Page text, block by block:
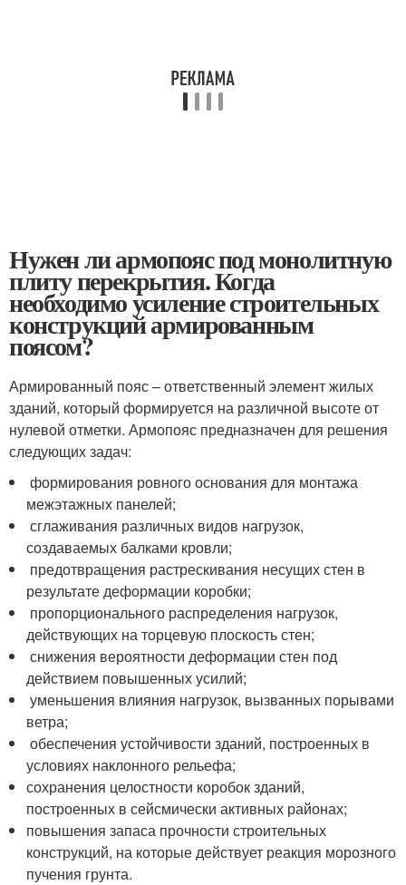
Нужен ли армопояс под монолитную
плиту перекрытия. Когда
необходимо усиление строительных
конструкций армированным
поясом?
Армированный пояс – ответственный элемент жилых
зданий, который формируется на различной высоте от
нулевой отметки. Армопояс предназначен для решения
следующих задач:
формирования ровного основания для монтажа
межэтажных панелей;
сглаживания различных видов нагрузок,
создаваемых балками кровли;
предотвращения растрескивания несущих стен в
результате деформации коробки;
пропорционального распределения нагрузок,
действующих на торцевую плоскость стен;
снижения вероятности деформации стен под
действием повышенных усилий;
уменьшения влияния нагрузок, вызванных порывами
ветра;
обеспечения устойчивости зданий, построенных в
условиях наклонного рельефа;
сохранения целостности коробок зданий,
построенных в сейсмически активных районах;
повышения запаса прочности строительных
конструкций, на которые действует реакция морозного
пучения грунта.